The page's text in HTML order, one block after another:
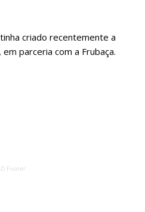
criado recentemente a
parceria com a Frubaça.
Footer